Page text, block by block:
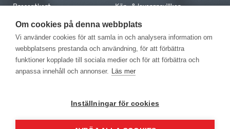
Om cookies på denna webbplats
Vi använder cookies för att samla in och analysera information om
webbplatsens prestanda och användning, för att förbättra
funktioner kopplade till sociala medier och för att förbättra och
anpassa innehåll och annonser. Läs mer
Inställningar för cookies
Presentkort
Em home Club
Medlemsvillkor
Köp- & leveransvillkor
Retur & reklamation
Kontakt
Kontakta oss